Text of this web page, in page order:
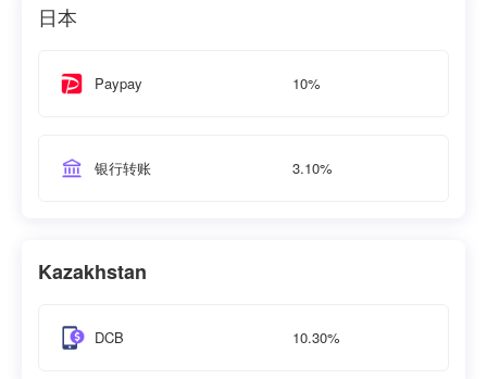
日本
Paypay 10%
银行转账 3.10%
Kazakhstan
DCB 10.30%